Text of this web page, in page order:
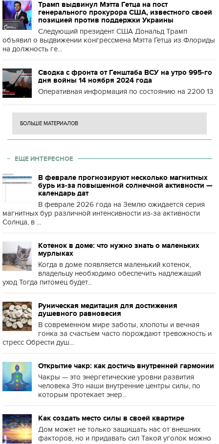
Трамп выдвинул Мэтта Гетца на пост
генерального прокурора США, известного своей
позицией против поддержки Украины
Следующий президент США Дональд Трамп
объявил о выдвижении конгрессмена Мэтта Гетца из Флориды
на должность ге...
Сводка с фронта от Генштаба ВСУ на утро 995-го
дня войны 14 ноября 2024 года
Оперативная информация по состоянию на 2200 13
БОЛЬШЕ МАТЕРИАЛОВ
ЕЩЕ ИНТЕРЕСНОЕ
В феврале прогнозируют несколько магнитных
бурь из-за повышенной солнечной активности —
календарь дат
В феврале 2026 года на Землю ожидается серия
магнитных бур различной интенсивности из-за активности
Солнца, в ...
Котенок в доме: что нужно знать о маленьких
мурлыках
Когда в доме появляется маленький котенок,
владельцу необходимо обеспечить надлежащий
уход Тогда питомец будет...
Руническая медитация для достижения
душевного равновесия
В современном мире заботы, хлопоты и вечная
гонка за счастьем часто порождают тревожность и
стресс Обрести душ...
Открытие чакр: как достичь внутренней гармонии
Чакры — это энергетические уровни развития
человека Это наши внутренние центры силы, по
которым протекает энер...
Как создать место силы в своей квартире
Дом может не только защищать нас от внешних
факторов, но и придавать сил Такой уголок можно